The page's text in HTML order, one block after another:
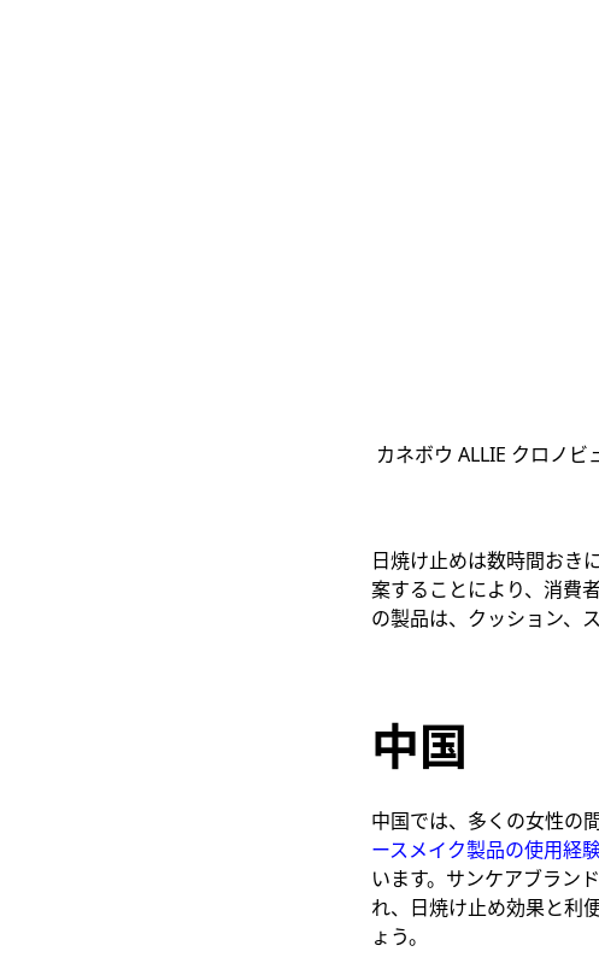
カネボウ ALLIE クロノビ
日焼け止めは数時間おき
案することにより、消費
の製品は、クッション、
中国
中国では、多くの女性の
ースメイク製品の使用経
います。サンケアブラン
れ、日焼け止め効果と利
ょう。